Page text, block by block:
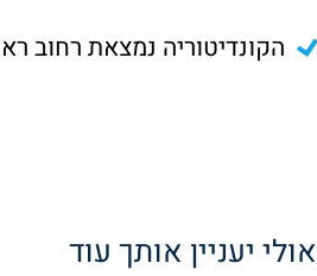
הקונדיטוריה נמצאת רחוב ראובן רובין 3, מתחם הבלוק, מרכז
אולי יעניין אותך עוד